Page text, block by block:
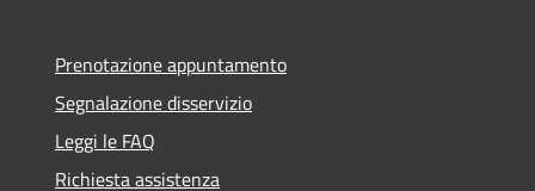
Prenotazione appuntamento
Segnalazione disservizio
Leggi le FAQ
Richiesta assistenza